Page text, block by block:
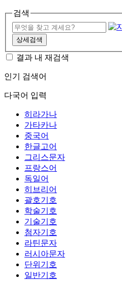
검색
상세검색
결과 내 재검색
인기 검색어
다국어 입력
히라가나
가타카나
중국어
한글고어
그리스문자
프랑스어
독일어
히브리어
괄호기호
학술기호
기술기호
첨자기호
라틴문자
러시아문자
단위기호
일반기호